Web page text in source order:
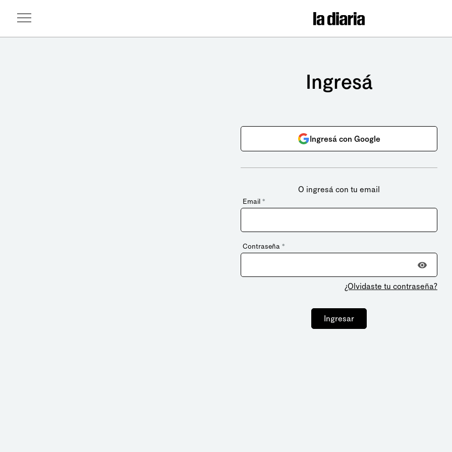
Ingresá
Ingresá con Google
O ingresá con tu email
Email *
Contraseña *
¿Olvidaste tu contraseña?
Ingresar